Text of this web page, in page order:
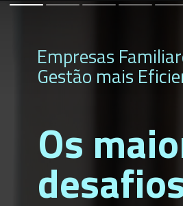
Empresas
Gestão mais
Os